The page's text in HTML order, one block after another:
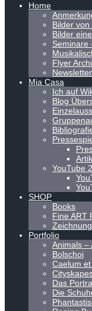
Home
Bilder
Bilder
Seminare
Flyer
Newsletter
Mia Casa
Ich auf
Blog
YouTube
SHOP
Books
Fine ART
Portfolio
Animals –
Bolschoi
Caelum
Das
Die